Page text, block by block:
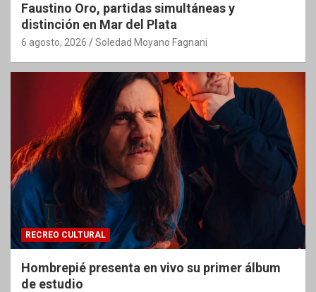
Faustino Oro, partidas simultáneas y
distinción en Mar del Plata
6 agosto, 2026 Soledad Moyano Fagnani
RECREO CULTURAL
Hombrepié presenta en vivo su primer álbum
de estudio